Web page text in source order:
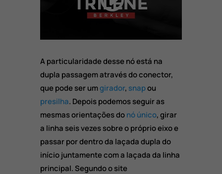
A particularidade desse nó está na
dupla passagem através do conector,
que pode ser umgirador, snapou
presilha. Depois podemos seguir as
mesmas orientações donó único, girar
a linha seis vezes sobre o próprio eixo e
passar por dentro da laçada dupla do
início juntamente com a laçada da linha
principal. Segundo o site